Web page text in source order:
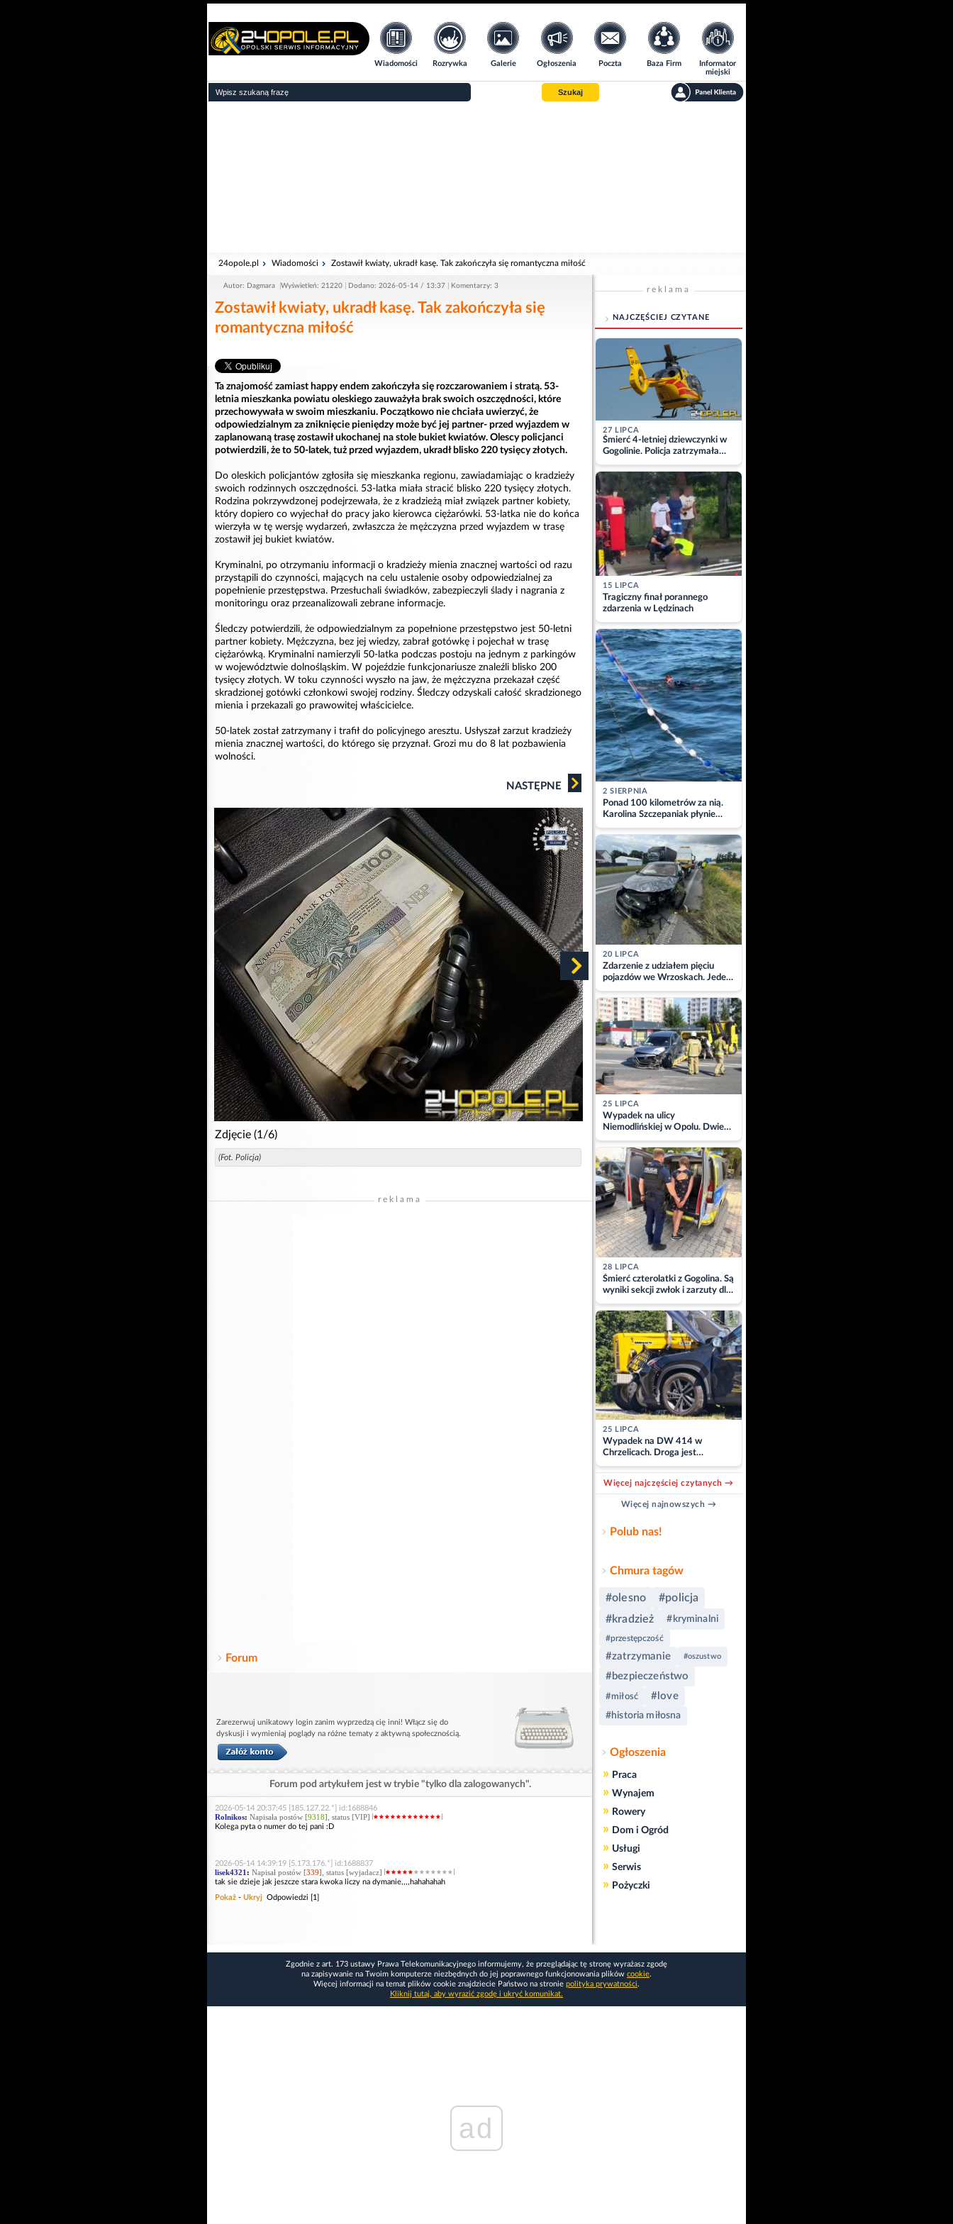
Wiadomości Rozrywka Galerie Ogłoszenia Poczta Baza Firm
Informator
miejski
Szukaj
24opole.pl Wiadomości Zostawił kwiaty, ukradł kasę. Tak zakończyła się romantyczna miłość
Autor: Dagmara Wyświetleń: 21220 Dodano: 2026-05-14 / 13:37 Komentarzy: 3
Zostawił kwiaty, ukradł kasę. Tak zakończyła się
romantyczna miłość
Ta znajomość zamiast happy endem zakończyła się rozczarowaniem i stratą. 53-
letnia mieszkanka powiatu oleskiego zauważyła brak swoich oszczędności, które
przechowywała w swoim mieszkaniu. Początkowo nie chciała uwierzyć, że
odpowiedzialnym za zniknięcie pieniędzy może być jej partner- przed wyjazdem w
zaplanowaną trasę zostawił ukochanej na stole bukiet kwiatów. Olescy policjanci
potwierdzili, że to 50-latek, tuż przed wyjazdem, ukradł blisko 220 tysięcy złotych.
Do oleskich policjantów zgłosiła się mieszkanka regionu, zawiadamiając o kradzieży
swoich rodzinnych oszczędności. 53-latka miała stracić blisko 220 tysięcy złotych.
Rodzina pokrzywdzonej podejrzewała, że z kradzieżą miał związek partner kobiety,
który dopiero co wyjechał do pracy jako kierowca ciężarówki. 53-latka nie do końca
wierzyła w tę wersję wydarzeń, zwłaszcza że mężczyzna przed wyjazdem w trasę
zostawił jej bukiet kwiatów.
Kryminalni, po otrzymaniu informacji o kradzieży mienia znacznej wartości od razu
przystąpili do czynności, mających na celu ustalenie osoby odpowiedzialnej za
popełnienie przestępstwa. Przesłuchali świadków, zabezpieczyli ślady i nagrania z
monitoringu oraz przeanalizowali zebrane informacje.
Śledczy potwierdzili, że odpowiedzialnym za popełnione przestępstwo jest 50-letni
partner kobiety. Mężczyzna, bez jej wiedzy, zabrał gotówkę i pojechał w trasę
ciężarówką. Kryminalni namierzyli 50-latka podczas postoju na jednym z parkingów
w województwie dolnośląskim. W pojeździe funkcjonariusze znaleźli blisko 200
tysięcy złotych. W toku czynności wyszło na jaw, że mężczyzna przekazał część
skradzionej gotówki członkowi swojej rodziny. Śledczy odzyskali całość skradzionego
mienia i przekazali go prawowitej właścicielce.
50-latek został zatrzymany i trafił do policyjnego aresztu. Usłyszał zarzut kradzieży
mienia znacznej wartości, do którego się przyznał. Grozi mu do 8 lat pozbawienia
wolności.
NASTĘPNE
Zdjęcie (1/6)
(Fot. Policja)
reklama
Forum
Zarezerwuj unikatowy login zanim wyprzedzą cię inni! Włącz się do
dyskusji i wymieniaj poglądy na różne tematy z aktywną społecznością.
Forum pod artykułem jest w trybie "tylko dla zalogowanych".
2026-05-14 20:37:45 [185.127.22.*] id:1688846
Rolnikos: Napisała postów [9318], status [VIP]
Kolega pyta o numer do tej pani :D
2026-05-14 14:39:19 [5.173.176.*] id:1688837
lisek4321 : Napisał postów [339], status [wyjadacz]
tak sie dzieje jak jeszcze stara kwoka liczy na dymanie,,,,hahahahah
Pokaż - Ukryj Odpowiedzi [1]
reklama
NAJCZĘŚCIEJ CZYTANE
27 LIPCA
Śmierć 4-letniej dziewczynki w
Gogolinie. Policja zatrzymała
matkę
15 LIPCA
Tragiczny finał porannego
zdarzenia w Lędzinach
2 SIERPNIA
Ponad 100 kilometrów za nią.
Karolina Szczepaniak płynie
przez Bałtyk dla Piotra.
Aktualizacja
20 LIPCA
Zdarzenie z udziałem pięciu
pojazdów we Wrzoskach. Jeden
z kierowców zabrany w
kajdankach
25 LIPCA
Wypadek na ulicy
Niemodlińskiej w Opolu. Dwie
osoby w szpitalu
28 LIPCA
Śmierć czterolatki z Gogolina. Są
wyniki sekcji zwłok i zarzuty dla
matki
25 LIPCA
Wypadek na DW 414 w
Chrzelicach. Droga jest
zablokowana
Więcej najczęściej czytanych →
Więcej najnowszych →
Polub nas!
Chmura tagów
#olesno
#policja
#kradzież
#kryminalni
#przestępczość
#zatrzymanie #oszustwo
#bezpieczeństwo
#miłosć #love
#historia miłosna
Ogłoszenia
» Praca
» Wynajem
» Rowery
» Dom i Ogród
» Usługi
» Serwis
» Pożyczki
Zgodnie z art. 173 ustawy Prawa Telekomunikacyjnego informujemy, że przeglądając tę stronę wyrażasz zgodę
na zapisywanie na Twoim komputerze niezbędnych do jej poprawnego funkcjonowania plików cookie.
Więcej informacji na temat plików cookie znajdziecie Państwo na stronie polityka prywatności.
Kliknij tutaj, aby wyrazić zgodę i ukryć komunikat.
ad